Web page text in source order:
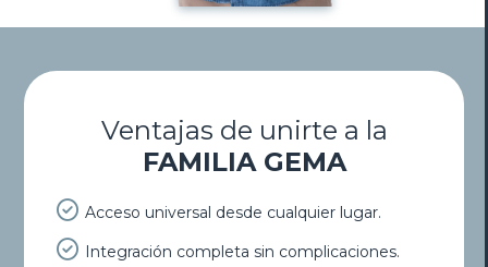
Ventajas de unirte a la
FAMILIA GEMA
Acceso universal desde cualquier lugar.
Integración completa sin complicaciones.